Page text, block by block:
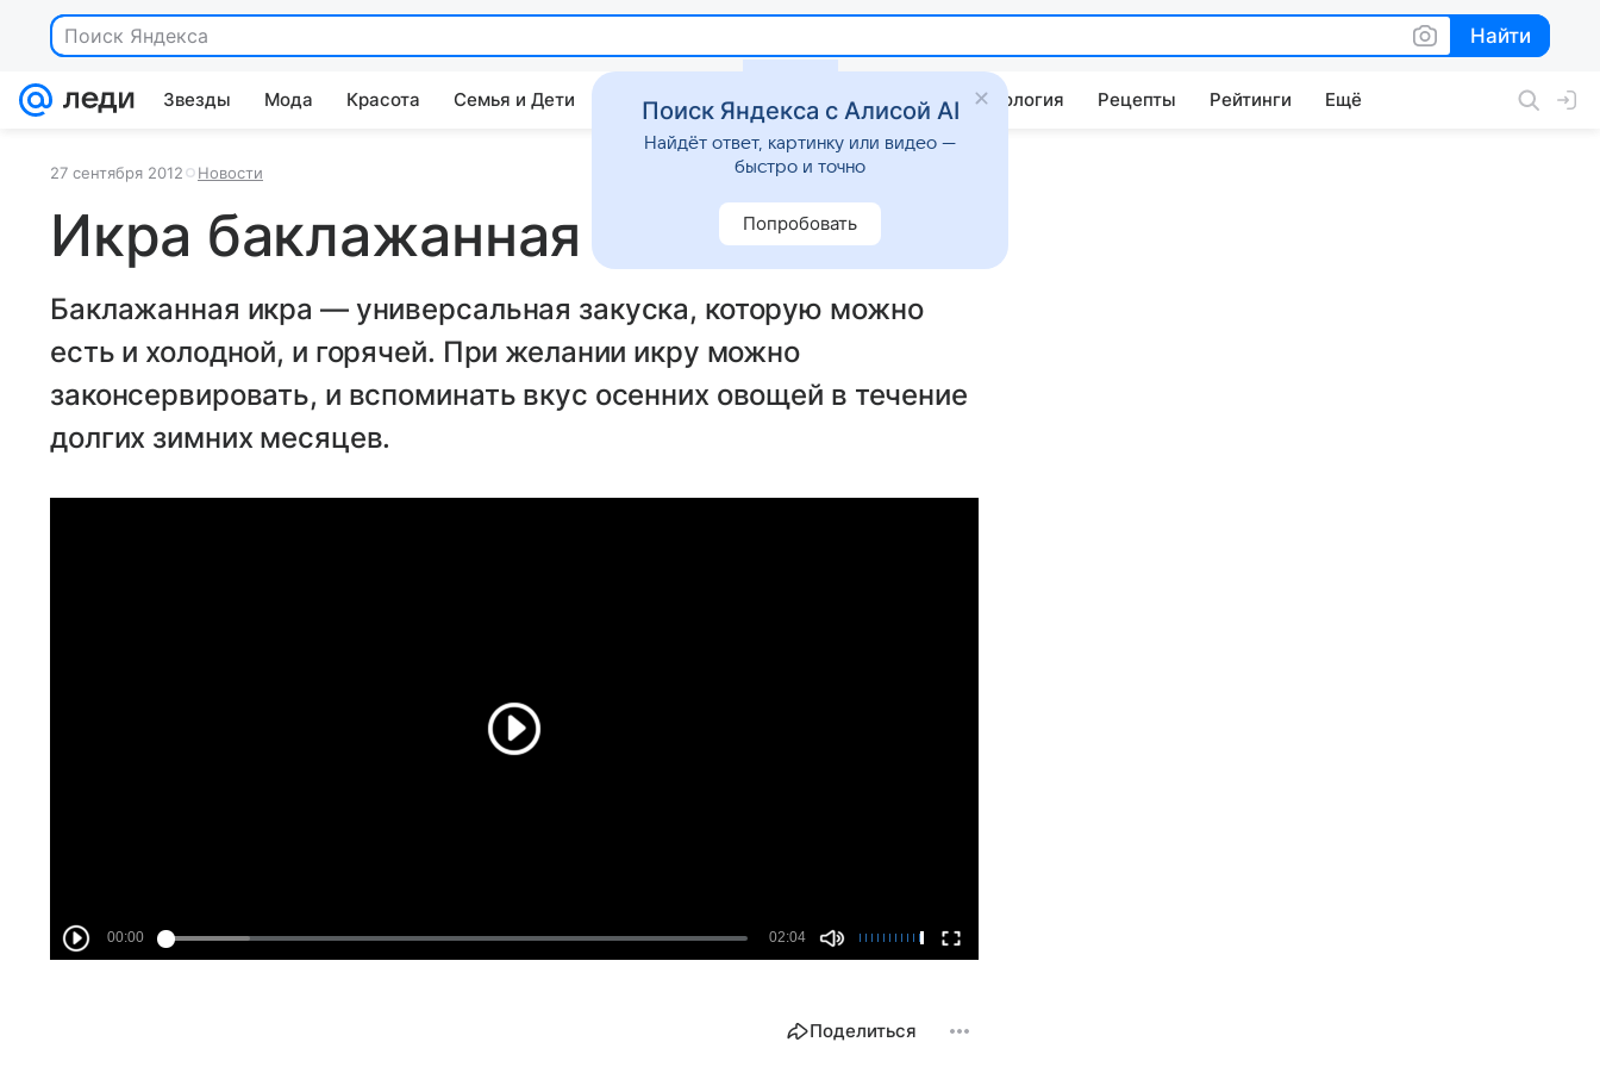
Поиск Яндекса Найти
Найти
Звезды Мода Красота Семья и Дети Дом Гороскопы Стиль жизни Психология Рецепты Рейтинги Ещё
27 сентября 2012 Новости
Икра баклажанная
Баклажанная икра — универсальная закуска, которую можно
есть и холодной, и горячей. При желании икру можно
законсервировать, и вспоминать вкус осенних овощей в течение
долгих зимних месяцев.
Поделиться
Поиск Яндекса с Алисой AI
Найдёт ответ, картинку или видео —
быстро и точно
Попробовать